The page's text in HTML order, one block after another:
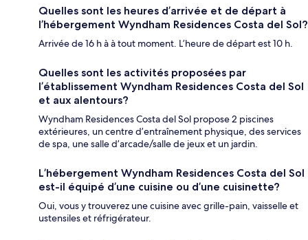
Quelles sont les heures d’arrivée et de départ à
l’hébergement Wyndham Residences Costa del Sol?
Arrivée de 16 h à à tout moment. L’heure de départ est 10 h.
Quelles sont les activités proposées par
l’établissement Wyndham Residences Costa del Sol
et aux alentours?
Wyndham Residences Costa del Sol propose 2 piscines
extérieures, un centre d’entraînement physique, des services
de spa, une salle d’arcade/salle de jeux et un jardin.
L’hébergement Wyndham Residences Costa del Sol
est-il équipé d’une cuisine ou d’une cuisinette?
Oui, vous y trouverez une cuisine avec grille-pain, vaisselle et
ustensiles et réfrigérateur.